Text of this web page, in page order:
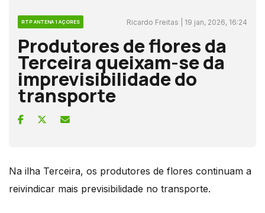
RTP ANTENA 1 AÇORES Ricardo Freitas | 19 jan, 2026, 16:24
Produtores de flores da
Terceira queixam-se da
imprevisibilidade do
transporte
Na ilha Terceira, os produtores de flores continuam a
reivindicar mais previsibilidade no transporte.